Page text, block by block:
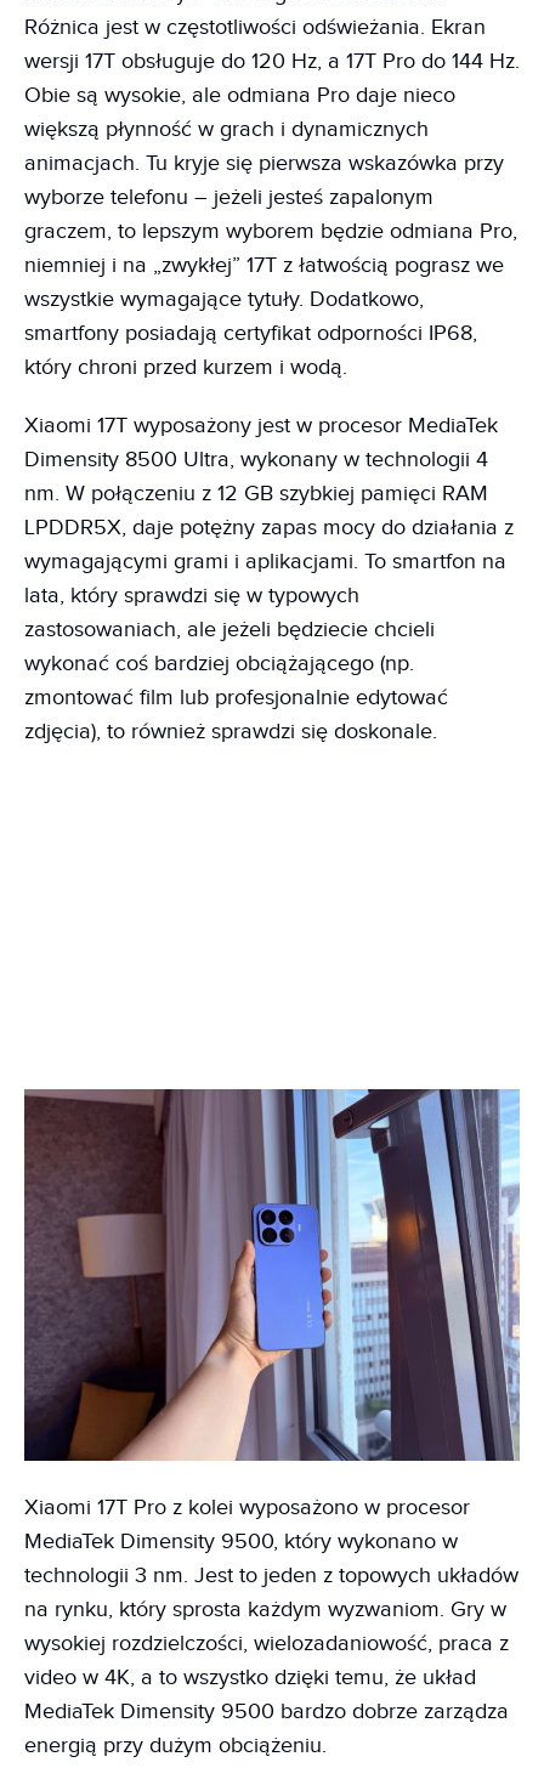
Różnica jest w częstotliwości odświeżania. Ekran
wersji 17T obsługuje do 120 Hz, a 17T Pro do 144 Hz.
Obie są wysokie, ale odmiana Pro daje nieco
większą płynność w grach i dynamicznych
animacjach. Tu kryje się pierwsza wskazówka przy
wyborze telefonu – jeżeli jesteś zapalonym
graczem, to lepszym wyborem będzie odmiana Pro,
niemniej i na „zwykłej” 17T z łatwością pograsz we
wszystkie wymagające tytuły. Dodatkowo,
smartfony posiadają certyfikat odporności IP68,
który chroni przed kurzem i wodą.
Xiaomi 17T wyposażony jest w procesor MediaTek
Dimensity 8500 Ultra, wykonany w technologii 4
nm. W połączeniu z 12 GB szybkiej pamięci RAM
LPDDR5X, daje potężny zapas mocy do działania z
wymagającymi grami i aplikacjami. To smartfon na
lata, który sprawdzi się w typowych
zastosowaniach, ale jeżeli będziecie chcieli
wykonać coś bardziej obciążającego (np.
zmontować film lub profesjonalnie edytować
zdjęcia), to również sprawdzi się doskonale.
Xiaomi 17T Pro z kolei wyposażono w procesor
MediaTek Dimensity 9500, który wykonano w
technologii 3 nm. Jest to jeden z topowych układów
na rynku, który sprosta każdym wyzwaniom. Gry w
wysokiej rozdzielczości, wielozadaniowość, praca z
video w 4K, a to wszystko dzięki temu, że układ
MediaTek Dimensity 9500 bardzo dobrze zarządza
energią przy dużym obciążeniu.